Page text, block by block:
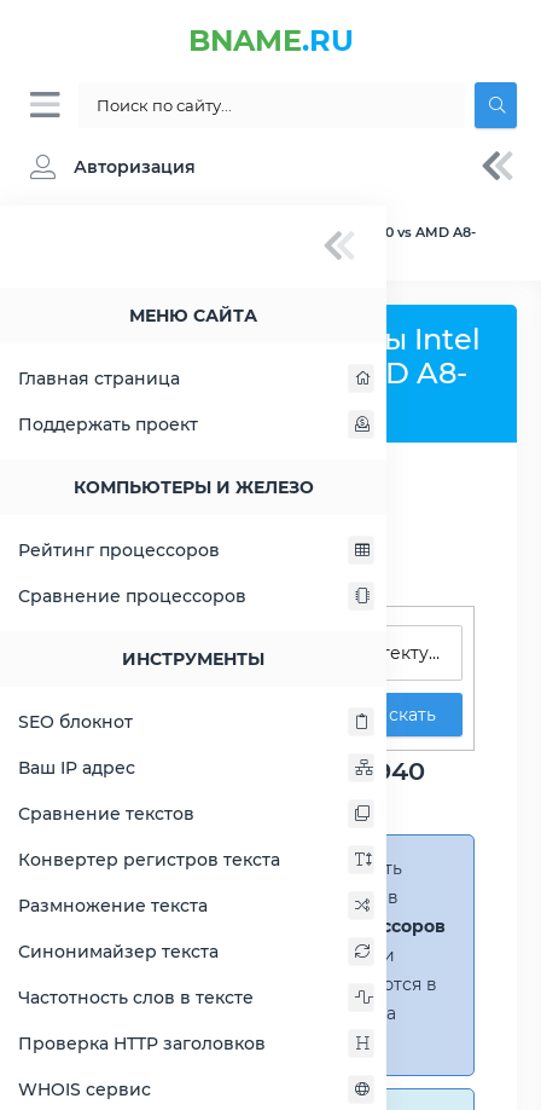
BNAME.RU
Авторизация
МЕНЮ САЙТА
Главная страница
Поддержать проект
КОМПЬЮТЕРЫ И ЖЕЛЕЗО
Рейтинг процессоров
Сравнение процессоров
ИНСТРУМЕНТЫ
SEO блокнот
Ваш IP адрес
Сравнение текстов
Конвертер регистров текста
Размножение текста
Синонимайзер текста
Частотность слов в тексте
Проверка HTTP заголовков
WHOIS сервис
» Сравнение Intel Atom x5-E3940 vs AMD A8-
Сравнить процессоры Intel
Atom x5-E3940 и AMD A8-
Поиск процессоров
Искать
Сравнение Atom x5-E3940
против A8-7200P
Справка:Можно добавить
несколько процессоров в
(до 14 процессоров
в таблице)
. В случае если
процессоры не помещаются в
таблицу, появится полоса
прокрутки.